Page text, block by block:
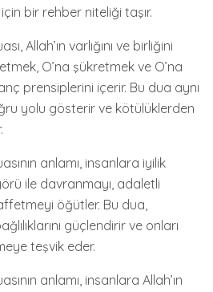
bir rehber niteliği taşır.
Allah’ın varlığını ve birliğini
O’na şükretmek ve O’na
prensiplerini içerir. Bu dua aynı
yolu gösterir ve kötülüklerden
anlamı, insanlara iyilik
ile davranmayı, adaletli
öğütler. Bu dua,
güçlendirir ve onları
teşvik eder.
anlamı, insanlara Allah’ın